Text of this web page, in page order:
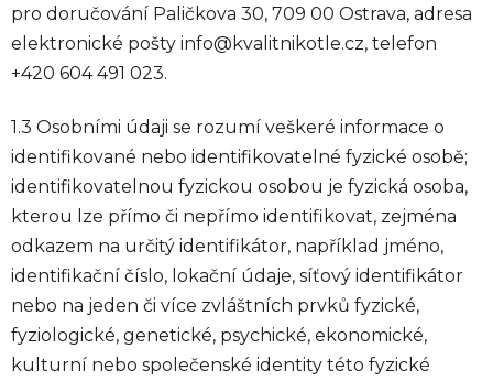
pro doručování Paličkova 30, 709 00 Ostrava, adresa
elektronické pošty info@kvalitnikotle.cz, telefon
+420 604 491 023.
1.3 Osobními údaji se rozumí veškeré informace o
identifikované nebo identifikovatelné fyzické osobě;
identifikovatelnou fyzickou osobou je fyzická osoba,
kterou lze přímo či nepřímo identifikovat, zejména
odkazem na určitý identifikátor, například jméno,
identifikační číslo, lokační údaje, síťový identifikátor
nebo na jeden či více zvláštních prvků fyzické,
fyziologické, genetické, psychické, ekonomické,
kulturní nebo společenské identity této fyzické